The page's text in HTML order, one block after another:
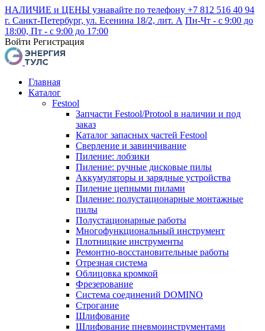
НАЛИЧИЕ и ЦЕНЫ узнавайте по телефону +7 812 516 40 94
г. Санкт-Петербург, ул. Есенина 18/2, лит. А Пн-Чт - с 9:00 до
18:00, Пт - с 9:00 до 17:00
Войти Регистрация
Главная
Каталог
Festool
Запчасти Festool/Protool в наличии и под
заказ
Каталог запасных частей Festool
Сверление и завинчивание
Пиление: лобзики
Пиление: ручные дисковые пилы
Аккумуляторы и зарядные устройства
Пиление цепными пилами
Пиление: полустационарные монтажные
пилы
Полустационарные работы
Многофункциональный инструмент
Плотницкие инструменты
Ремонтно-восстановительные работы
Отрезная система
Облицовка кромкой
Фрезерование
Система соединений DOMINO
Строгание
Шлифование
Шлифование пневмоинструментами